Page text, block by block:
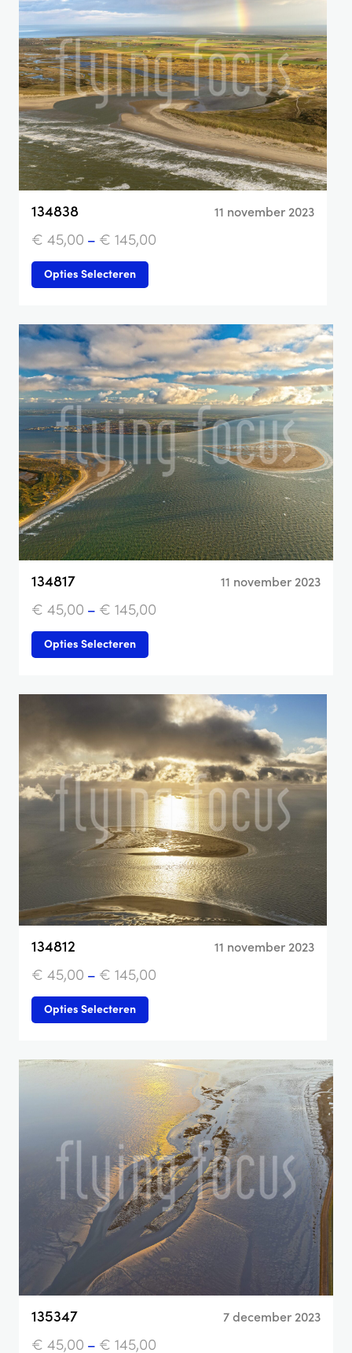
134838 11 november 2023
€ 45,00 – € 145,00
Opties Selecteren
134817 11 november 2023
€ 45,00 – € 145,00
Opties Selecteren
134812 11 november 2023
€ 45,00 – € 145,00
Opties Selecteren
135347 7 december 2023
€ 45,00 – € 145,00